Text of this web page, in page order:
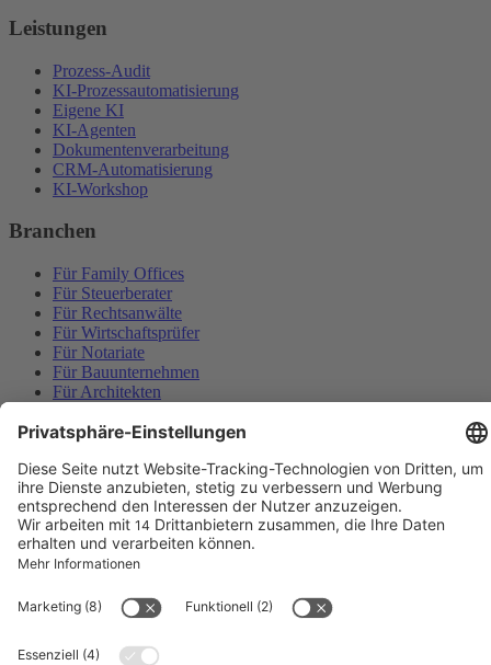
Leistungen
Prozess-Audit
KI-Prozessautomatisierung
Eigene KI
KI-Agenten
Dokumentenverarbeitung
CRM-Automatisierung
KI-Workshop
Branchen
Für Family Offices
Für Steuerberater
Für Rechtsanwälte
Für Wirtschaftsprüfer
Für Notariate
Für Bauunternehmen
Für Architekten
Für Versicherungsmakler
Alle Branchen
Mehr
Blog
© 2026 abi consulting, a brand byabi group GmbH